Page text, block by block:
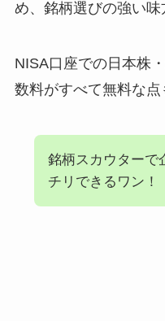
め、銘柄選びの強い味
NISA口座での日本株
数料がすべて無料な点
銘柄スカウターで
チリできるワン！